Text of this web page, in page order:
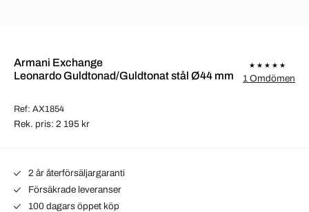
Armani Exchange
Leonardo Guldtonad/Guldtonat stål Ø44 mm
Ref: AX1854
1 Omdömen
Rek. pris: 2 195 kr
2 år återförsäljargaranti
Försäkrade leveranser
100 dagars öppet köp